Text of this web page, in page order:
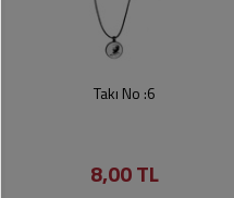
Takı No :6
8,00 TL